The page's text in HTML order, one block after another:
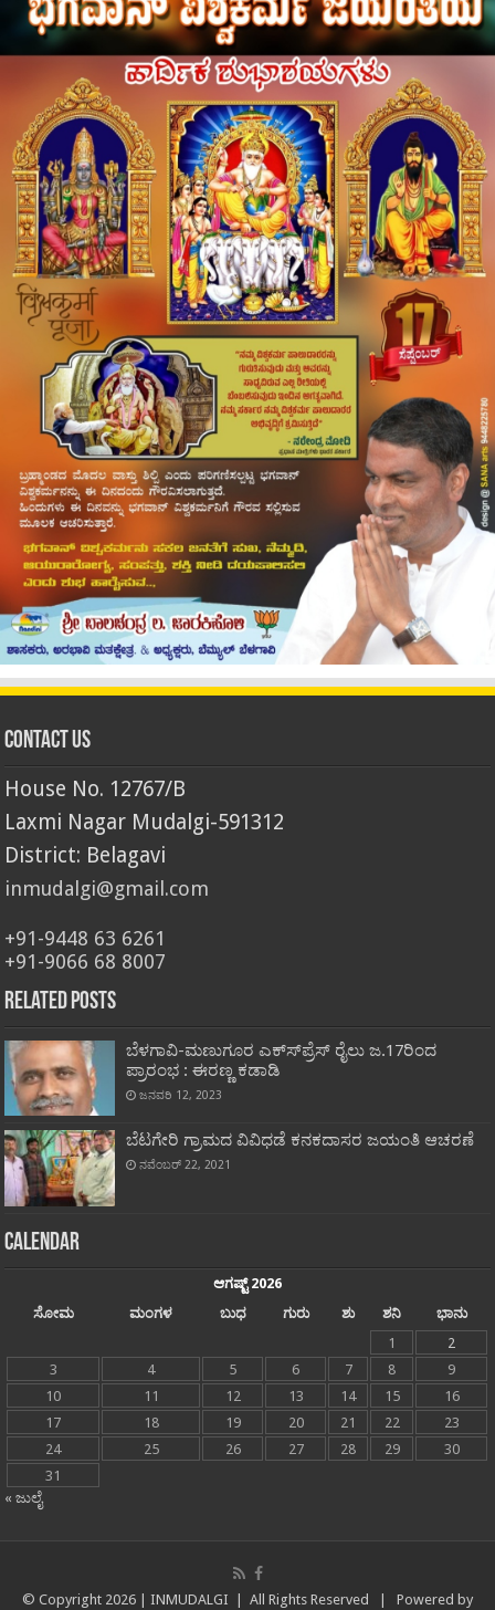
Contact Us
House No. 12767/B
Laxmi Nagar Mudalgi-591312
District: Belagavi
inmudalgi@gmail.com
+91-9448 63 6261
+91-9066 68 8007
Related Posts
ಬೆಳಗಾವಿ-ಮಣುಗೂರ ಎಕ್ಸ್‍ಪ್ರೆಸ್ ರೈಲು ಜ.17ರಿಂದ
ಪ್ರಾರಂಭ : ಈರಣ್ಣ ಕಡಾಡಿ
ಜನವರಿ 12, 2023
ಬೆಟಗೇರಿ ಗ್ರಾಮದ ವಿವಿಧಡೆ ಕನಕದಾಸರ ಜಯಂತಿ ಆಚರಣೆ
ನವೆಂಬರ್ 22, 2021
Calendar
ಆಗಷ್ಟ್ 2026
ಸೋಮ
ಮಂಗಳ ಬುಧ ಗುರು ಶು ಶನಿ
ಭಾನು
1
2
3
4 5 6 7 8
9
10
11 12 13 14 15
16
17
18 19 20 21 22
23
24
25 26 27 28 29
30
31
« ಜುಲೈ
© Copyright 2026 | INMUDALGI | All Rights Reserved | Powered by